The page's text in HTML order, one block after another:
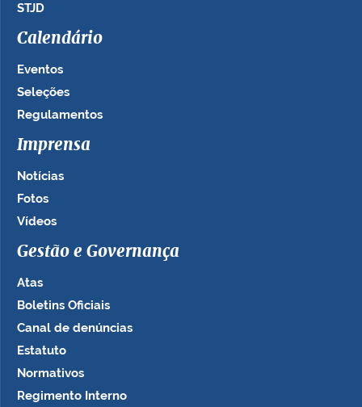
STJD
Calendário
Eventos
Seleções
Regulamentos
Imprensa
Notícias
Fotos
Vídeos
Gestão e Governança
Atas
Boletins Oficiais
Canal de denúncias
Estatuto
Normativos
Regimento Interno